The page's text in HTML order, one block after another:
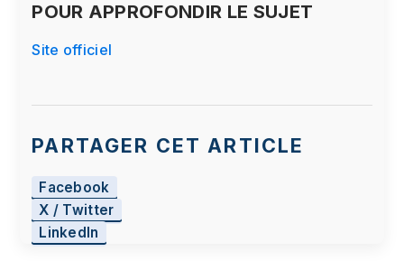
POUR APPROFONDIR LE SUJET
Site officiel
PARTAGER CET ARTICLE
Facebook
X / Twitter
LinkedIn